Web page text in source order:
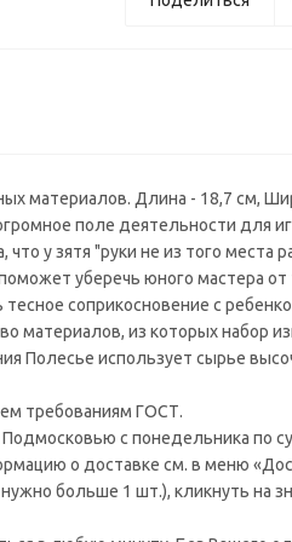
материалов. Длина - 18,7 см,
поле деятельности для
у зятя "руки не из того
уберечь юного мастера
соприкосновение с
материалов, из которых набор
использует сырье
требованиям ГОСТ.
с понедельника по
о доставке см. в меню
больше 1 шт.), кликнуть на